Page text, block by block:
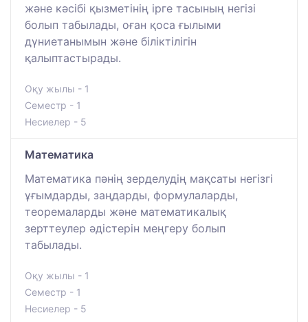
және кәсібі қызметінің ірге тасының негізі
болып табылады, оған қоса ғылыми
дүниетанымын және біліктілігін
қалыптастырады.
Оқу жылы - 1
Семестр - 1
Несиелер - 5
Математика
Математика пәнің зерделудің мақсаты негізгі
ұғымдарды, заңдарды, формулаларды,
теоремаларды және математикалық
зерттеулер әдістерін меңгеру болып
табылады.
Оқу жылы - 1
Семестр - 1
Несиелер - 5